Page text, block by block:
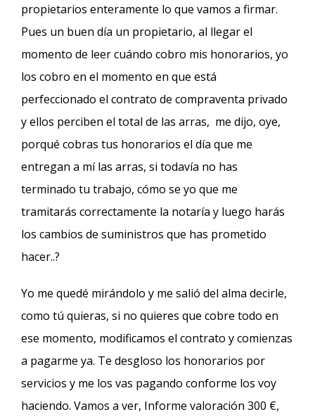
propietarios enteramente lo que vamos a firmar.
Pues un buen día un propietario, al llegar el
momento de leer cuándo cobro mis honorarios, yo
los cobro en el momento en que está
perfeccionado el contrato de compraventa privado
y ellos perciben el total de las arras, me dijo, oye,
porqué cobras tus honorarios el día que me
entregan a mí las arras, si todavía no has
terminado tu trabajo, cómo se yo que me
tramitarás correctamente la notaría y luego harás
los cambios de suministros que has prometido
hacer..?
Yo me quedé mirándolo y me salió del alma decirle,
como tú quieras, si no quieres que cobre todo en
ese momento, modificamos el contrato y comienzas
a pagarme ya. Te desgloso los honorarios por
servicios y me los vas pagando conforme los voy
haciendo. Vamos a ver, Informe valoración 300 €,